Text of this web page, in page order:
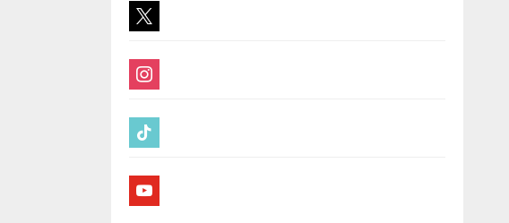
x
instagram
tiktok
youtube